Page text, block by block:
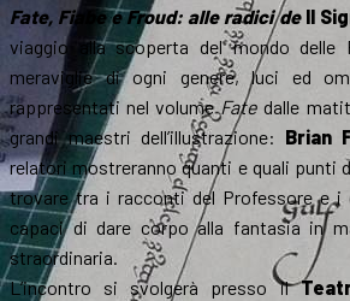
Fate, Fiabe e Froud: alle radici deIl
viaggio alla scoperta del mondo
meraviglie di ogni genere, luci ed
rappresentati nel volumeFate dalle
grandi maestri dell’illustrazione: Brian
relatori mostreranno quanti e quali punti
trovare tra i racconti del Professore e
capaci di dare corpo alla fantasia in
straordinaria.
L’incontro si svolgerà presso il